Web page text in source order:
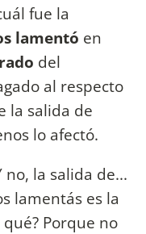
fue la
lamentó en
del
al respecto
la salida de
lo afectó.
no, la salida de...
lamentás es la
qué? Porque no